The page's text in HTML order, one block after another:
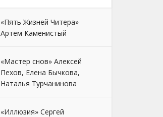
«Пять Жизней Читера»
Артем Каменистый
«Мастер снов» Алексей
Пехов, Елена Бычкова,
Наталья Турчанинова
«Иллюзия» Сергей